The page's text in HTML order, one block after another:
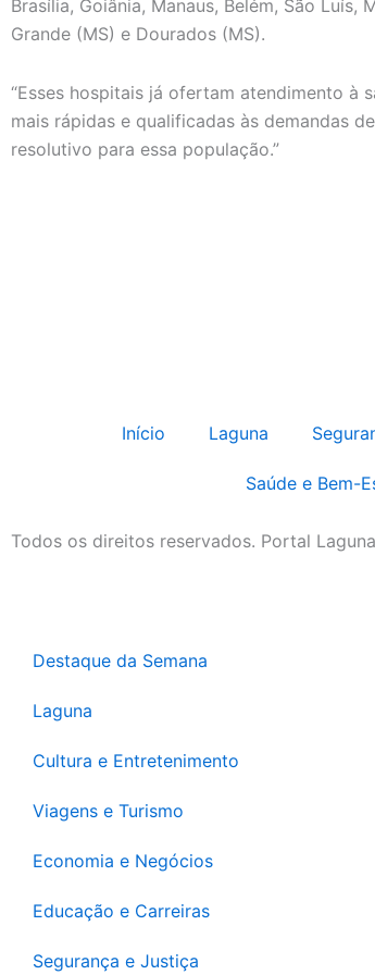
Brasília, Goiânia, Manaus, Belém, São Luís,
Grande (MS) e Dourados (MS).
“Esses hospitais já ofertam atendimento à
mais rápidas e qualificadas às demandas
resolutivo para essa população.”
Início Laguna
Saúde e Bem-
Todos os direitos reservados. Portal
Destaque da Semana
Laguna
Cultura e Entretenimento
Viagens e Turismo
Economia e Negócios
Educação e Carreiras
Segurança e Justiça